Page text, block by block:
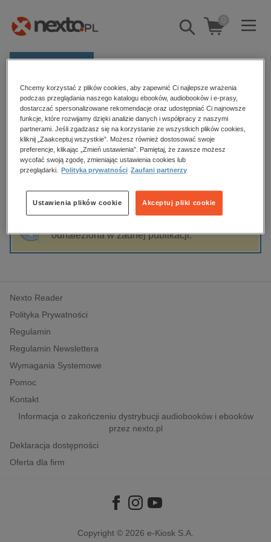
Pokaż/schowaj
wyszukiwarkę
0
Kategorie
Zobacz wszystkie E-prasa
budownictwo, aranżacja wnętrz
biznesowe, branżowe, gospodarka
dzienniki
edukacja
hobby, sport, rozrywka
komputery, internet, technologie, informatyka
polityka, społeczno-informacyjne
psychologiczne
inne
popularno-naukowe
historia
Strona główna Mery Spolsky
Mery Spolsky
Sortowanie Filtrowanie
odnaleziona w żadnej publikacji.
Nexto Reader
Polityka Prywatności
Regulamin
Regulamin Newslettera
Wymagania Systemowe
Pomoc
Kontakt
Informacja o zakończeniu dystrybucji audiobooków i ebooków
przez nexto.pl
Deklaracja dostępności
Oferta dla firm
Copyright © 2026 e-Kiosk S.A.
Chcemy korzystać z plików cookies, aby zapewnić Ci najlepsze wrażenia
podczas przeglądania naszego katalogu ebooków, audiobooków i e-prasy,
dostarczać spersonalizowane rekomendacje oraz udostępniać Ci najnowsze
funkcje, które rozwijamy dzięki analizie danych i współpracy z naszymi
partnerami. Jeśli zgadzasz się na korzystanie ze wszystkich plików cookies,
kliknij „Zaakceptuj wszystkie”. Możesz również dostosować swoje
preferencje, klikając „Zmień ustawienia”. Pamiętaj, że zawsze możesz
wycofać swoją zgodę, zmieniając ustawienia cookies lub
przeglądarki.
Polityka prywatności Zaufani partnerzy
Akceptuj pliki cookie
Ustawienia plików cookie